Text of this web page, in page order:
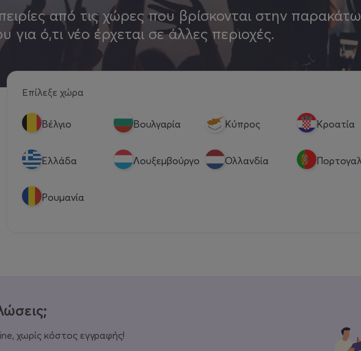
από τις χώρες που βρίσκονται στην παρακάτω
για ό,τι νέο έρχεται σε άλλες περιοχές.
Επίλεξε χώρα
Βέλγιο Βουλγαρία Κύπρος Κροατία
Eλλάδα Λουξεμβούργο Ολλανδία
Ρουμανία
χωρίς κόστος εγγραφής!